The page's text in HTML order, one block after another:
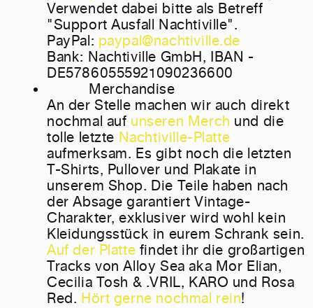
Verwendet dabei bitte als Betreff
"Support Ausfall Nachtiville".
PayPal: paypal@nachtiville.de
Bank: Nachtiville GmbH, IBAN -
DE57860555921090236600
Merchandise
An der Stelle machen wir auch direkt
nochmal auf unseren Merch und die
tolle letzte Nachtiville-Platte
aufmerksam. Es gibt noch die letzten
T-Shirts, Pullover und Plakate in
unserem Shop. Die Teile haben nach
der Absage garantiert Vintage-
Charakter, exklusiver wird wohl kein
Kleidungsstück in eurem Schrank sein.
Auf der Platte findet ihr die großartigen
Tracks von Alloy Sea aka Mor Elian,
Cecilia Tosh & .VRIL, KARO und Rosa
Red. Hört gerne nochmal rein!